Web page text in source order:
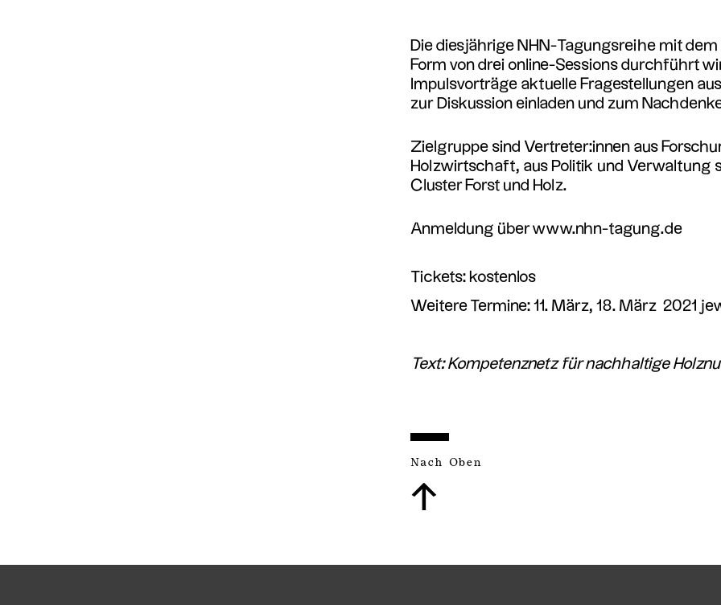
Die diesjährige NHN-Tagungsreihe mit
Form von drei online-Sessions durchführt
Impulsvorträge aktuelle Fragestellungen
zur Diskussion einladen und zum
Zielgruppe sind Vertreter:innen aus
Holzwirtschaft, aus Politik und Verwaltung
Cluster Forst und Holz.
Anmeldung überwww.nhn-tagung.de
Tickets: kostenlos
Weitere Termine: 11. März, 18. März 2021
Text: Kompetenznetz für nachhaltige
Nach Oben
↑